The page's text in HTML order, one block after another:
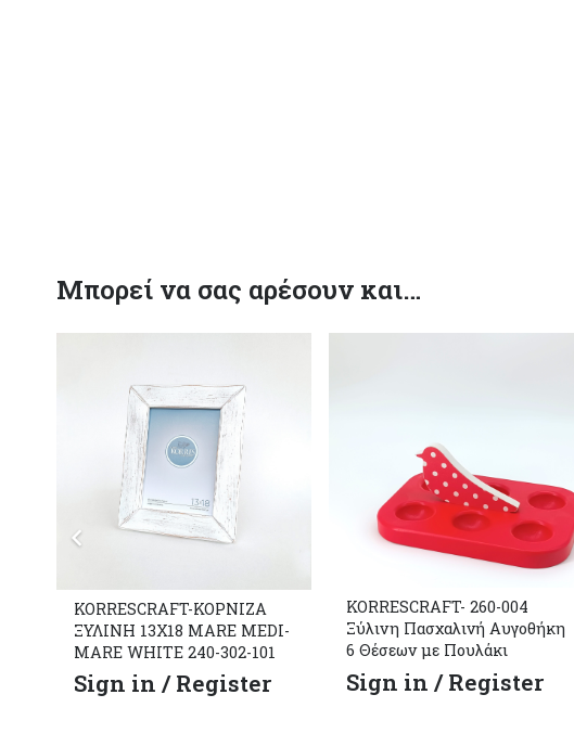
Μπορεί να σας αρέσουν και…
KORRESCRAFT-ΚΟΡΝΙΖΑ
ΞΥΛΙΝΗ 13Χ18 MARE MEDI-
MARE WHITE 240-302-101
Sign in / Register
KORRESCRAFT- 260-004
Ξύλινη Πασχαλινή Αυγοθήκη
6 Θέσεων με Πουλάκι
Sign in / Register